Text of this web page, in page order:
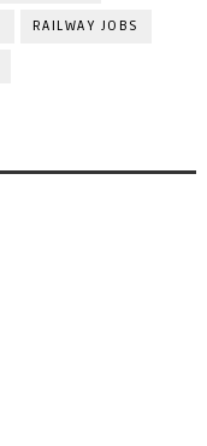
RAILWAY JOBS